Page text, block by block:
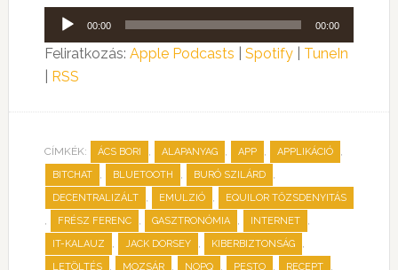
Audió
lejátszó
00:00 00:00
Feliratkozás: Apple Podcasts Spotify| TuneIn
RSS
CÍMKÉK: ÁCS BORI , ALAPANYAG , APP , APPLIKÁCIÓ ,
BITCHAT , BLUETOOTH , BURÓ SZILÁRD ,
DECENTRALIZÁLT , EMULZIÓ , EQUILOR TŐZSDENYITÁS
, FRÉSZ FERENC , GASZTRONÓMIA , INTERNET ,
IT-KALAUZ , JACK DORSEY , KIBERBIZTONSÁG ,
LETÖLTÉS , MOZSÁR , NOPQ , PESTO , RECEPT ,